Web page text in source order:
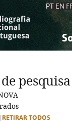
PT EN
pesquisa
RETIRAR TODOS